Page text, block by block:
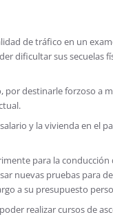
de tráfico en un
dificultar sus secuelas
por destinarle forzoso a
y la vivienda en el
para la conducción
nuevas pruebas para
a su presupuesto
realizar cursos de